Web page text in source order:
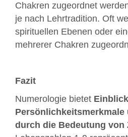
Chakren zugeordnet
je nach Lehrtradition. Oft
spirituellen Ebenen oder
mehrerer Chakren
Fazit
Numerologie bietet
Persönlichkeitsmerkmale
durch die Bedeutung von